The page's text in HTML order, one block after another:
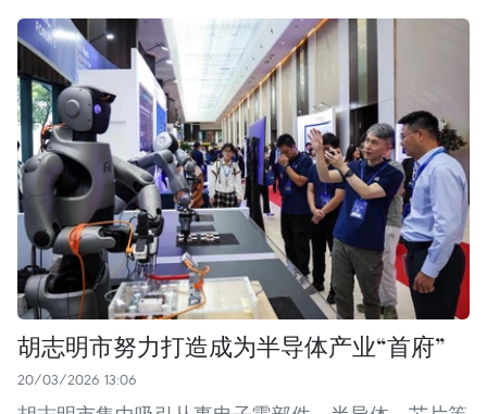
胡志明市努力打造成为半导体产业“首府”
20/03/2026 13:06